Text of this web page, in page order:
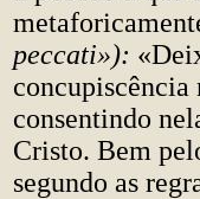
peccati»):
concupiscência
consentindo
Cristo. Bem
segundo as